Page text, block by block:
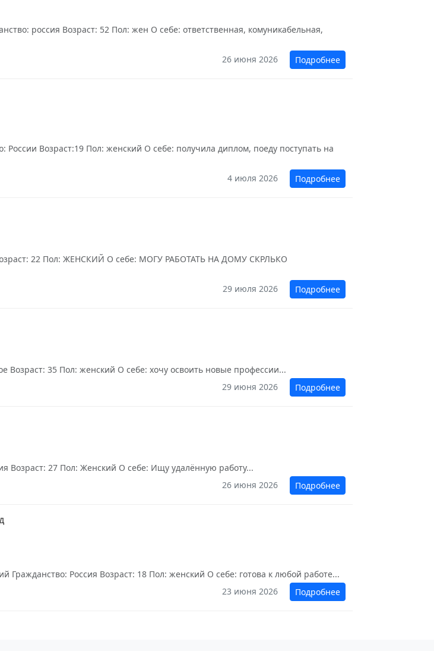
россия Возраст: 52 Пол: жен О себе: ответственная, комуникабельная,
26 июня 2026
Подробнее
Возраст:19 Пол: женский О себе: получила диплом, поеду поступать на
4 июля 2026
Подробнее
22 Пол: ЖЕНСКИЙ О себе: МОГУ РАБОТАТЬ НА ДОМУ СКРЛЬКО
29 июля 2026
Подробнее
Возраст: 35 Пол: женский О себе: хочу освоить новые профессии...
29 июня 2026
Подробнее
Возраст: 27 Пол: Женский О себе: Ищу удалённую работу...
26 июня 2026
Подробнее
Гражданство: Россия Возраст: 18 Пол: женский О себе: готова к любой работе...
23 июня 2026
Подробнее